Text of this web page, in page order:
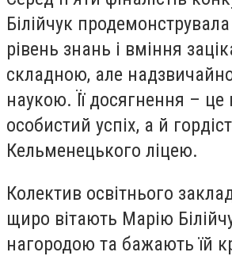
Білійчук
рівень знань і вміння
складною, але
наукою. Її досягнення –
особистий успіх, а й
Кельменецького ліцею.
Колектив освітнього
щиро вітають Марію
нагородою та бажають їй